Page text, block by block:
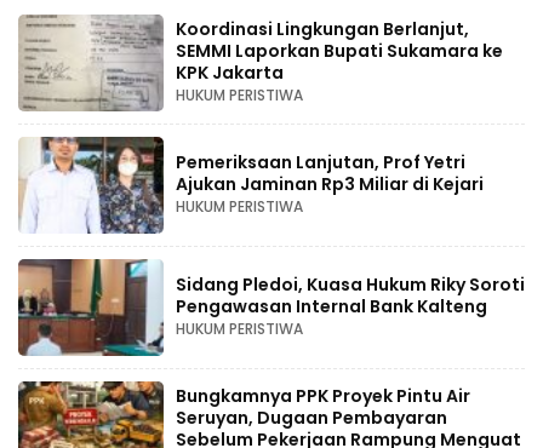
Koordinasi Lingkungan Berlanjut,
SEMMI Laporkan Bupati Sukamara ke
KPK Jakarta
HUKUM PERISTIWA
Pemeriksaan Lanjutan, Prof Yetri
Ajukan Jaminan Rp3 Miliar di Kejari
HUKUM PERISTIWA
Sidang Pledoi, Kuasa Hukum Riky Soroti
Pengawasan Internal Bank Kalteng
HUKUM PERISTIWA
Bungkamnya PPK Proyek Pintu Air
Seruyan, Dugaan Pembayaran
Sebelum Pekerjaan Rampung Menguat